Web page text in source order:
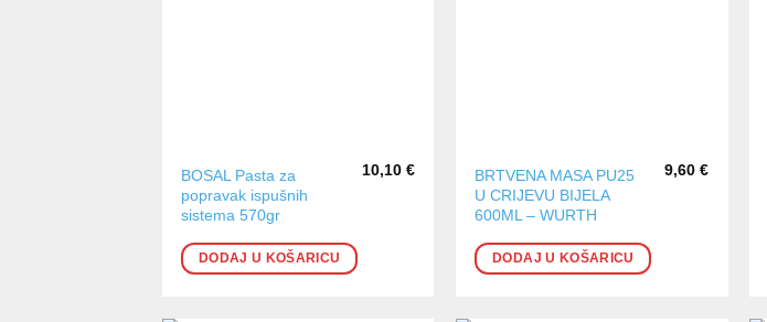
BOSAL Pasta za
popravak ispušnih
sistema 570gr
10,10€
DODAJ U KOŠARICU
BRTVENA MASA PU25
U CRIJEVU BIJELA
600ML – WURTH
9,60€
DODAJ U KOŠARICU